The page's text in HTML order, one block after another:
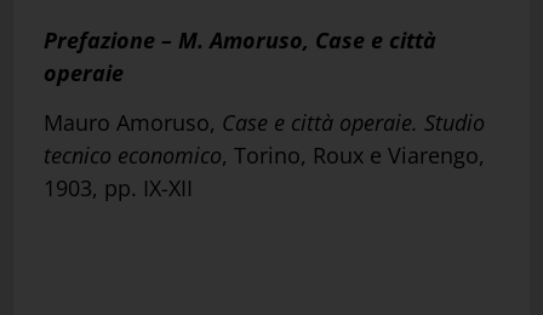
Prefazione – M. Amoruso, Case e città
operaie
Mauro Amoruso, Case e città operaie. Studio
tecnico economico, Torino, Roux e Viarengo,
1903, pp. IX-XII